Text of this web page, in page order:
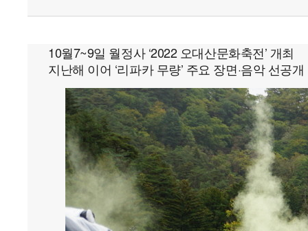
10월7~9일 월정사 ‘2022 오대산문화축전’ 개최
지난해 이어 ‘리파카 무량’ 주요 장면·음악 선공개